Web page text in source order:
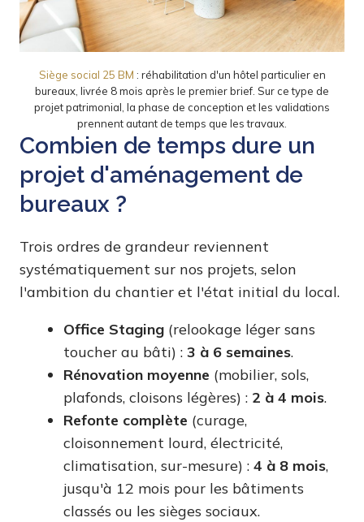
Siège social 25 BM : réhabilitation d'un hôtel particulier en
bureaux, livrée 8 mois après le premier brief. Sur ce type de
projet patrimonial, la phase de conception et les validations
prennent autant de temps que les travaux.
Combien de temps dure un
projet d'aménagement de
bureaux ?
Trois ordres de grandeur reviennent
systématiquement sur nos projets, selon
l'ambition du chantier et l'état initial du local.
Office Staging (relookage léger sans
toucher au bâti) : 3 à 6 semaines.
Rénovation moyenne (mobilier, sols,
plafonds, cloisons légères) : 2 à 4 mois.
Refonte complète (curage,
cloisonnement lourd, électricité,
climatisation, sur-mesure) : 4 à 8 mois,
jusqu'à 12 mois pour les bâtiments
classés ou les sièges sociaux.